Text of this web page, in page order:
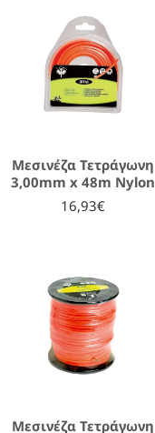
Μεσινέζα Τετράγωνη
3,00mm x 48m Nylon
16,93€
Μεσινέζα Τετράγωνη